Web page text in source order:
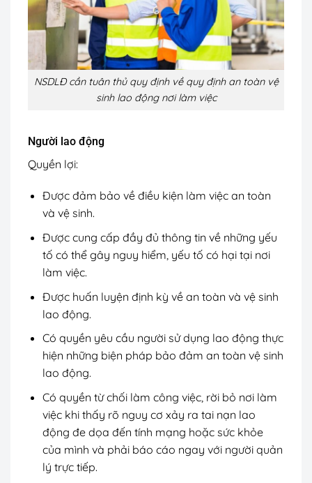
NSDLĐ cần tuân thủ quy định về quy định an toàn vệ
sinh lao động nơi làm việc
Người lao động
Quyền lợi:
Được đảm bảo về điều kiện làm việc an toàn
và vệ sinh.
Được cung cấp đầy đủ thông tin về những yếu
tố có thể gây nguy hiểm, yếu tố có hại tại nơi
làm việc.
Được huấn luyện định kỳ về an toàn và vệ sinh
lao động.
Có quyền yêu cầu người sử dụng lao động thực
hiện những biện pháp bảo đảm an toàn vệ sinh
lao động.
Có quyền từ chối làm công việc, rời bỏ nơi làm
việc khi thấy rõ nguy cơ xảy ra tai nạn lao
động đe dọa đến tính mạng hoặc sức khỏe
của mình và phải báo cáo ngay với người quản
lý trực tiếp.